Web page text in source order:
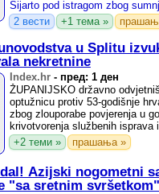
2 вести
+1 тема »
u Splitu
nekretnine
Index.hr- пред: 1 ден
ŽUPANIJSKO državno
optužnicu protiv 53-godišnje
zbog zlouporabe povjerenja u
krivotvorenja službenih isprava
+2 теми »
прашања »
Azijski nogometni
"sa sretnim svršetkom"